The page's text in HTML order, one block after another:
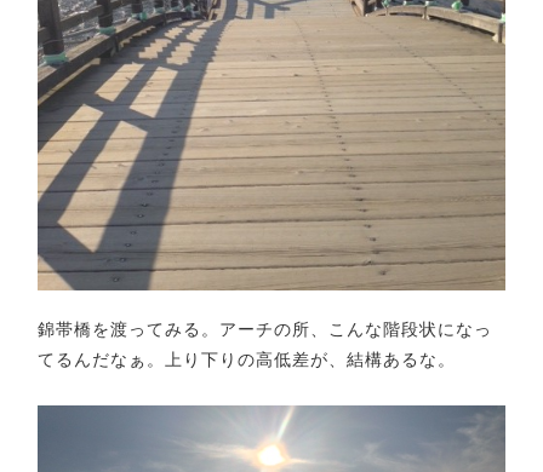
錦帯橋を渡ってみる。アーチの所、こんな階段状になっ
てるんだなぁ。上り下りの高低差が、結構あるな。